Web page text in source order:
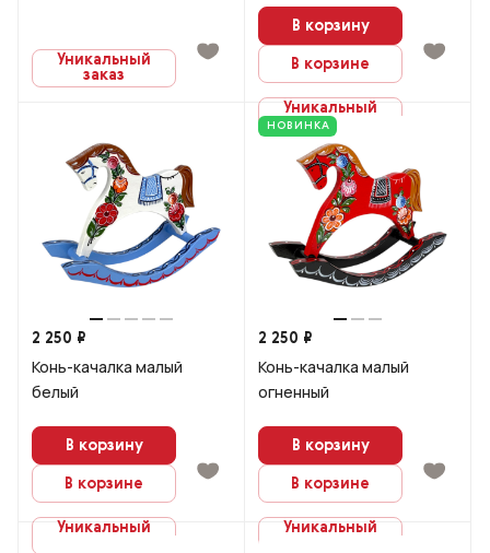
Уникальный
заказ
В корзину
В корзине
Уникальный
заказ
2 250 ₽
Конь-качалка малый
белый
В корзину
В корзине
Уникальный
НОВИНКА
2 250 ₽
Конь-качалка малый
огненный
В корзину
В корзине
Уникальный